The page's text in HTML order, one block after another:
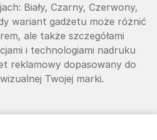
Biały, Czarny, Czerwony,
wariant gadżetu może różnić
ale także szczegółami
i technologiami nadruku
reklamowy dopasowany do
Twojej marki.